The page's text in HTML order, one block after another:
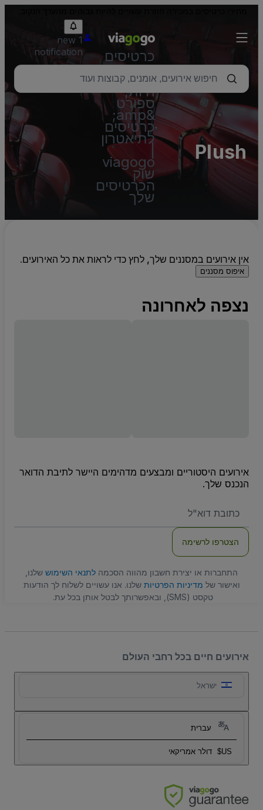
כרטיסים
–
הופעות
חיות,
ספורט
&amp;
כרטיסים
לתיאטרון
viagogo
שוק
הכרטיסים
שלך
1 new
notification
Plush
אין אירועים במסננים שלך, לחץ כדי לראות את כל האירועים.
איפוס מסננים
נצפה לאחרונה
אירועים היסטוריים ומבצעים מדהימים היישר לתיבת הדואר
הנכנס שלך.
שלכם
הצטרפו לרשימה
התחברות או יצירת חשבון מהווה הסכמה לתנאי השימוש שלנו,
ואישור של מדיניות הפרטיות שלנו. אנו עשויים לשלוח לך הודעות
טקסט (SMS), ובאפשרותך לבטל אותן בכל עת.
אירועים חיים בכל רחבי העולם
ישראל
עברית
US$ דולר אמריקאי